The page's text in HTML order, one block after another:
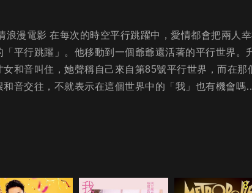
漫電影 在每次的時空平行跳躍中，愛情都會把兩人
平行跳躍」。他移動到一個爺爺還活著的平行世界。
和音叫住，她聲稱自己來自第85號平行世界，而在那
音交往，不就表示在這個世界中的「我」也有機會嗎